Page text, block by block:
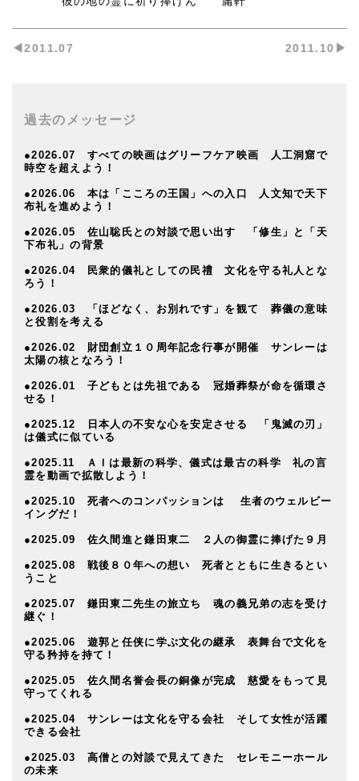
◀︎2011.07 2011.10▶︎
過去のメッセージ
●2026.07 すべての映画はグリーフケア映画 人工洞窟で
時空を超えよう！
●2026.06 本は「こころの王国」への入口 人文知で天下
布礼を進めよう！
●2026.05 佐山聡氏との対談で思い出す 「修生」と「天
下布礼」の背景
●2026.04 民衆的儀礼としての民禮 文化を守る礼人とな
ろう！
●2026.03 「ほどなく、お別れです」を観て 葬儀の意味
と役割を考える
●2026.02 財団創立１０周年記念行事が開催 サンレーは
太陽の核となろう！
●2026.01 子どもとは先祖である 冠婚葬祭が命を循環さ
せる！
●2025.12 日本人の不安な心を安定させる 「鬼滅の刃」
は儀式に似ている
●2025.11 ＡＩは最新の科学、儀式は最古の科学 礼の言
霊を動画で拡散しよう！
●2025.10 死者へのコンパッションは 生者のウェルビー
イングだ！
●2025.09 佐久間進と鎌田東二 ２人の御霊に捧げた９月
●2025.08 戦後８０年への想い 死者とともに生きるとい
うこと
●2025.07 鎌田東二先生の旅立ち 魂の義兄弟の志を受け
継ぐ！
●2025.06 遊郭と任侠に学ぶ文化の継承 表舞台で文化を
守る矜持を持て！
●2025.05 佐久間名誉会長の銅像が完成 慈愛をもって見
守ってくれる
●2025.04 サンレーは文化を守る会社 そして女性が活躍
できる会社
●2025.03 高僧との対談で見えてきた セレモニーホール
の未来